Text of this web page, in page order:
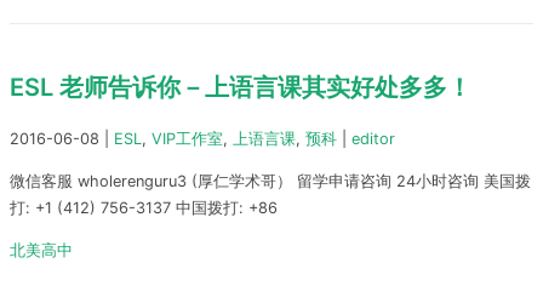
ESL 老师告诉你－上语言课其实好处多多！
2016-06-08 ESL, VIP工作室, 上语言课, 预科 editor
微信客服 wholerenguru3 (厚仁学术哥） 留学申请咨询 24小时咨询 美国拨
打: +1 (412) 756-3137 中国拨打: +86
北美高中